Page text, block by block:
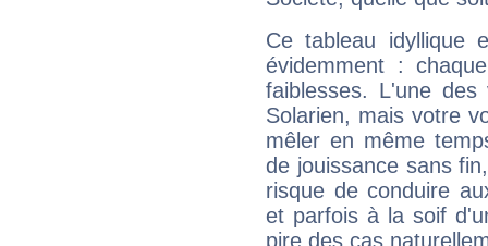
Ce tableau idyllique
évidemment :
faiblesses. L'une
Solarien, mais votre
mêler en même
de jouissance sans
risque de conduire
et parfois à la soif
pire des cas